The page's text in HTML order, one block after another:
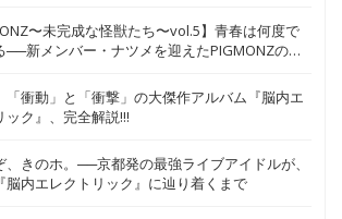
〜未完成な怪獣たち〜vol.5】青春は何度で
──新メンバー・ナツメを迎えたPIGMONZの新
「衝動」と「衝撃」の大傑作アルバム『脳内エ
ック』、完全解説!!!
、きのホ。──京都発の最強ライブアイドルが、
脳内エレクトリック』に辿り着くまで